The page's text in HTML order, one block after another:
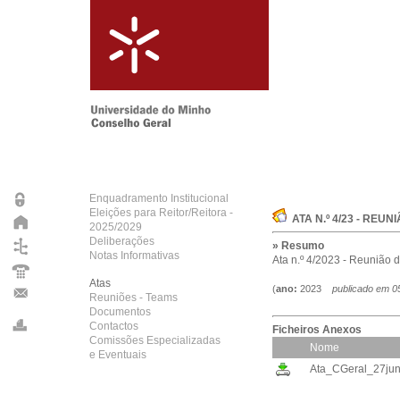
Enquadramento Institucional
Eleições para Reitor/Reitora -
2025/2029
Deliberações
Notas Informativas
Atas
Reuniões - Teams
Documentos
Contactos
Comissões Especializadas
e Eventuais
ATA N.º 4/23 -
» Resumo
Ata n.º 4/2023 - Reunião
(ano: 2023 publicado em
Ficheiros Anexos
Nome